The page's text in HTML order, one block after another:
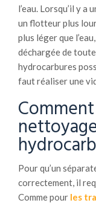
l’eau. Lorsqu’il y a
un flotteur plus
plus léger que
déchargée de
hydrocarbures
faut réaliser une
Pour qu’un
correctement, il
Comme pour les